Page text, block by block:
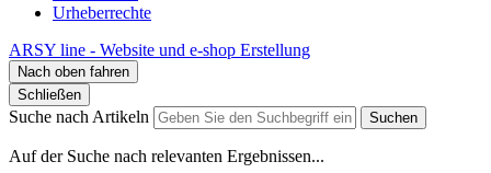
Urheberrechte
ARSY line - Website und e-shop Erstellung
Nach oben fahren
Schließen
Suche nach Artikeln Suchen
Auf der Suche nach relevanten Ergebnissen...